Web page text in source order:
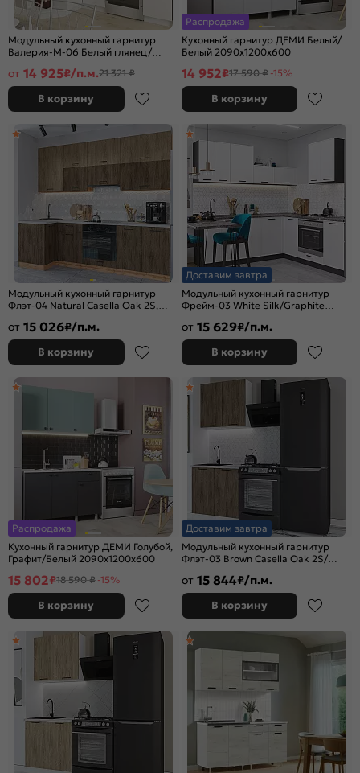
Модульный кухонный гарнитур
Валерия-М-06 Белый глянец/
от 14 925₽/п.м.21 321 ₽
В корзину
Распродажа
Кухонный гарнитур ДЕМИ Белый/
Белый 2090x1200x600
14 952₽17 590 ₽ -15%
В корзину
Модульный кухонный гарнитур
Флэт-04 Natural Casella Oak 2S,
2340x1000/2500x600
от 15 026₽/п.м.
В корзину
Доставим завтра
Модульный кухонный гарнитур
Фрейм-03 White Silk/Graphite
от 15 629₽/п.м.
В корзину
Распродажа
Кухонный гарнитур ДЕМИ Голубой,
Графит/Белый 2090x1200x600
15 802₽18 590 ₽ -15%
В корзину
Доставим завтра
Модульный кухонный гарнитур
Флэт-03 Brown Casella Oak 2S/
от 15 844₽/п.м.
В корзину